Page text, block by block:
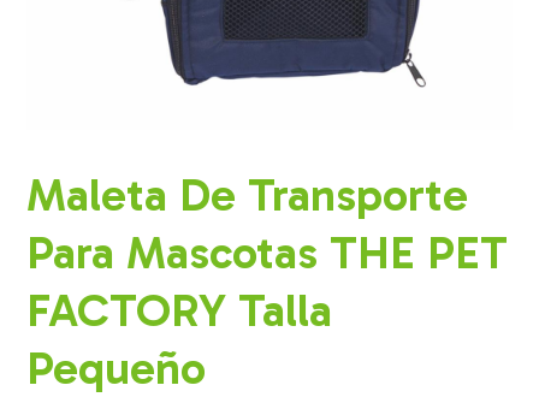
Maleta De Transporte
Para Mascotas THE PET
FACTORY Talla
Pequeño